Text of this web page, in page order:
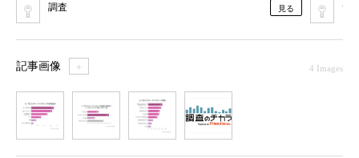
調査 見る サ
記事画像 ＋ 4 Images